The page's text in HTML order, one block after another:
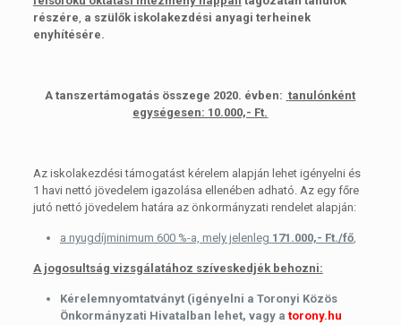
részére, a szülők iskolakezdési anyagi terheinek
enyhítésére.
A tanszertámogatás összege 2020. évben: tanulónként
egységesen: 10.000,- Ft.
Az iskolakezdési támogatást kérelem alapján lehet igényelni és
1 havi nettó jövedelem igazolása ellenében adható. Az egy főre
jutó nettó jövedelem határa az önkormányzati rendelet alapján:
a nyugdíjminimum 600 %-a, mely jelenleg 171.000,- Ft./fő,
A jogosultság vizsgálatához szíveskedjék behozni:
Kérelemnyomtatványt (igényelni a Toronyi Közös
Önkormányzati Hivatalban lehet, vagy a torony.hu